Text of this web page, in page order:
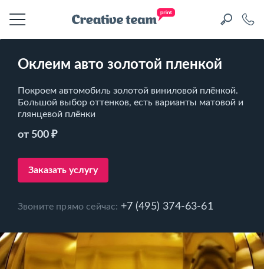
Оклеим авто золотой пленкой
Покроем автомобиль золотой виниловой плёнкой.
Большой выбор оттенков, есть варианты матовой и
глянцевой плёнки
от 500 ₽
Заказать услугу
Звоните прямо сейчас: +7 (495) 374-63-61